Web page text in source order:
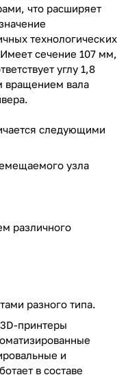
что расширяет
технологических
сечение 107 мм,
углу 1,8
вращением вала
следующими
узла
различного
разного типа.
принтеры
и
в составе